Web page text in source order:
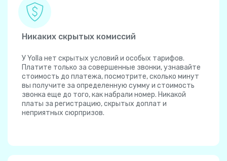
Никаких скрытых комиссий
У Yolla нет скрытых условий и особых тарифов.
Платите только за совершенные звонки, узнавайте
стоимость до платежа, посмотрите, сколько минут
вы получите за определенную сумму и стоимость
звонка еще до того, как набрали номер. Никакой
платы за регистрацию, скрытых доплат и
неприятных сюрпризов.